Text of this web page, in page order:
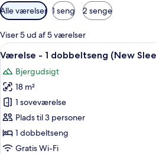
Tilgængelige
filtre
for
værelser
Alle værelser 1 seng 2 senge
Viser 5 ud af 5 værelser
Indlæs
alle
billeder
af
Værelse
-
1
dobbeltseng
Et
15
Værelse - 1 dobbeltseng (New
Bjergudsigt
18 m²
1 soveværelse
Plads til 3 personer
1 dobbeltseng
Gratis Wi-Fi